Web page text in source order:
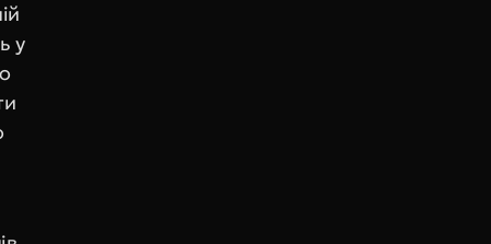
у